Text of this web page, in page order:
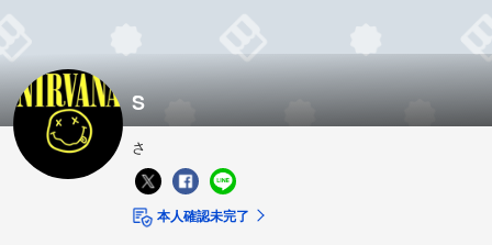
S
さ
本人確認未完了